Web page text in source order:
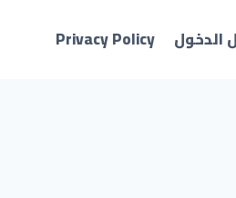
الدخول Privacy Policy